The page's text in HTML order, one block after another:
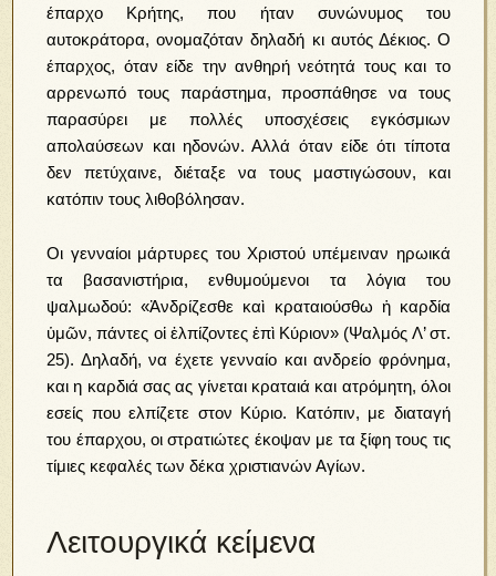
έπαρχο Κρήτης, που ήταν συνώνυμος του
αυτοκράτορα, ονομαζόταν δηλαδή κι αυτός Δέκιος. Ο
έπαρχος, όταν είδε την ανθηρή νεότητά τους και το
αρρενωπό τους παράστημα, προσπάθησε να τους
παρασύρει με πολλές υποσχέσεις εγκόσμιων
απολαύσεων και ηδονών. Αλλά όταν είδε ότι τίποτα
δεν πετύχαινε, διέταξε να τους μαστιγώσουν, και
κατόπιν τους λιθοβόλησαν.
Οι γενναίοι μάρτυρες του Χριστού υπέμειναν ηρωικά
τα βασανιστήρια, ενθυμούμενοι τα λόγια του
ψαλμωδού: «Ἀνδρίζεσθε καὶ κραταιούσθω ἡ καρδία
ὑμῶν, πάντες οἱ ἐλπίζοντες ἐπὶ Κύριον» (Ψαλμός Λ’ στ.
25). Δηλαδή, να έχετε γενναίο και ανδρείο φρόνημα,
και η καρδιά σας ας γίνεται κραταιά και ατρόμητη, όλοι
εσείς που ελπίζετε στον Κύριο. Κατόπιν, με διαταγή
του έπαρχου, οι στρατιώτες έκοψαν με τα ξίφη τους τις
τίμιες κεφαλές των δέκα χριστιανών Αγίων.
Λειτουργικά κείμενα